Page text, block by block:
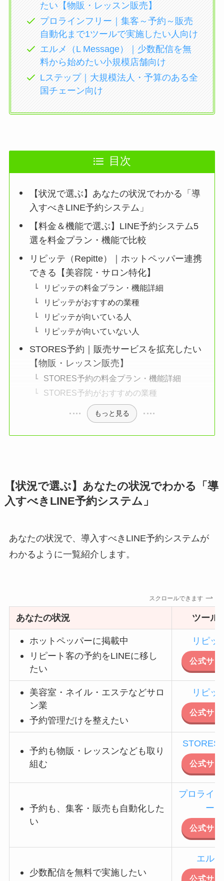
たい【物販・レッスン販売】
プロラインフリー｜集客～予約～販売
自動化まで1ツールで実施したい人向け
エルメ（L Message）｜少数配信を無
料から始めたい小規模店舗向け
Lステップ｜大規模法人・予算のある全
国チェーン向け
目次
【状況で選ぶ】あなたの状況でわかる「導
入すべきLINE予約システム」
【料金＆機能で選ぶ】LINE予約システム5
選を料金プラン・機能で比較
リピッテ（Repitte）｜ホットペッパー連携
できる【美容院・サロン特化】
リピッテの料金プラン・機能詳細
リピッテがおすすめの業種
リピッテが向いている人
リピッテが向いていない人
STORES予約｜販売サービスを拡充したい
【物販・レッスン販売】
STORES予約の料金プラン・機能詳細
STORES予約がおすすめの業種
もっと見る
【状況で選ぶ】あなたの状況でわかる「導
入すべきLINE予約システム」
あなたの状況で、導入すべきLINE予約システムが
わかるように一覧紹介します。
スクロールできます
あなたの状況 ツール
ホットペッパーに掲載中
リピート客の予約をLINEに移し
たい
リピッ
公式サ
美容室・ネイル・エステなどサロ
ン業
予約管理だけを整えたい
リピッ
公式サ
予約も物販・レッスンなども取り
組む
STORES
公式サ
予約も、集客・販売も自動化した
い
プロライ
ー
公式サ
少数配信を無料で実施したい
エルメ
公式サ